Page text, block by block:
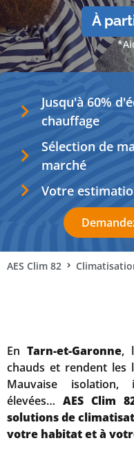
À
Jusqu'à 60%
chauffage
Sélection de
marché
Votre
AES Clim 82
En Tarn-et-Garonne,
chauds et rendent les
Mauvaise isolation,
élevées…AES Clim
solutions de
votre habitat et à